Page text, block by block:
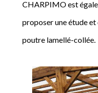
CHARPIMO est
proposer une étude
poutre lamellé-collée.